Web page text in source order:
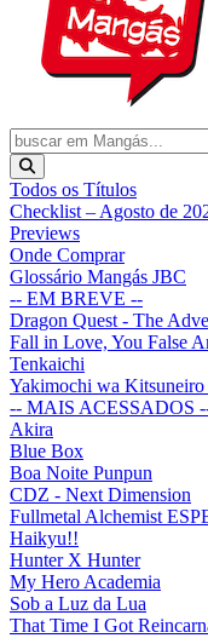
Todos os Títulos
Checklist – Agosto de
Previews
Onde Comprar
Glossário Mangás JBC
-- EM BREVE --
Dragon Quest - The
Fall in Love, You False
Tenkaichi
Yakimochi wa
-- MAIS ACESSADOS
Akira
Blue Box
Boa Noite Punpun
CDZ - Next Dimension
Fullmetal Alchemist
Haikyu!!
Hunter X Hunter
My Hero Academia
Sob a Luz da Lua
That Time I Got